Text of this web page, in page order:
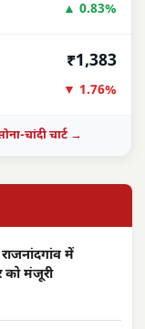
▲ 0.83%
₹1,383
▼ 1.76%
चांदी चार्ट →
में
को मंजूरी